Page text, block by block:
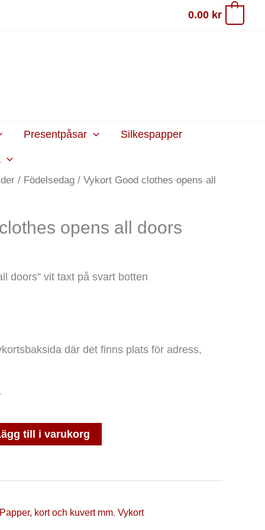
0.00 kr
Presentpåsar Silkespapper
/ Födelsedag / Vykort Good clothes opens all
opens all doors
doors” vit taxt på svart botten
där det finns plats för adress,
till i varukorg
Papper, kort och kuvert mm, Vykort